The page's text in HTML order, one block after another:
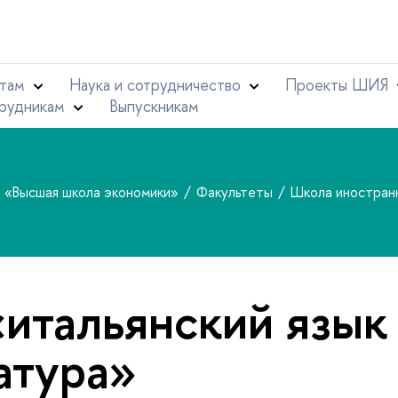
Наука и сотрудничество
Проекты ШИЯ
Выпускникам
«Высшая школа экономики» Факультеты Школа